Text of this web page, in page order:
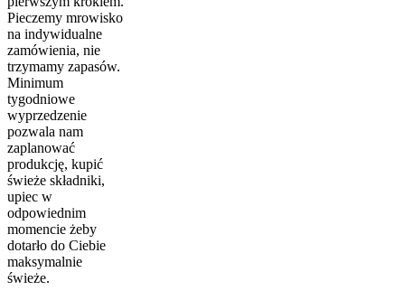
Pieczemy mrowisko
na indywidualne
zamówienia, nie
trzymamy zapasów.
Minimum
tygodniowe
wyprzedzenie
pozwala nam
zaplanować
produkcję, kupić
świeże składniki,
upiec w
odpowiednim
momencie żeby
dotarło do Ciebie
maksymalnie
świeże.